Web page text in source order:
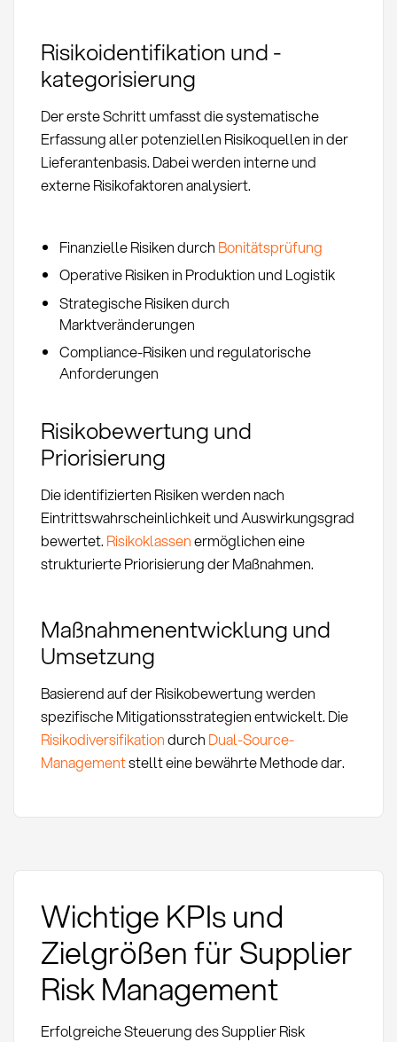
Risikoidentifikation und -
kategorisierung
Der erste Schritt umfasst die systematische
Erfassung aller potenziellen Risikoquellen in der
Lieferantenbasis. Dabei werden interne und
externe Risikofaktoren analysiert.
Finanzielle Risiken durch Bonitätsprüfung
Operative Risiken in Produktion und Logistik
Strategische Risiken durch
Marktveränderungen
Compliance-Risiken und regulatorische
Anforderungen
Risikobewertung und
Priorisierung
Die identifizierten Risiken werden nach
Eintrittswahrscheinlichkeit und Auswirkungsgrad
bewertet. Risikoklassenermöglichen eine
strukturierte Priorisierung der Maßnahmen.
Maßnahmenentwicklung und
Umsetzung
Basierend auf der Risikobewertung werden
spezifische Mitigationsstrategien entwickelt. Die
Risikodiversifikationdurch Dual-Source-
Managementstellt eine bewährte Methode dar.
Wichtige KPIs und
Zielgrößen für Supplier
Risk Management
Erfolgreiche Steuerung des Supplier Risk